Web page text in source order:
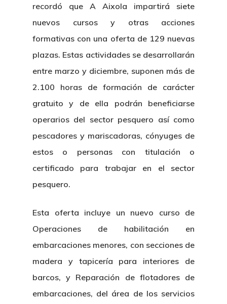
recordó que A Aixola impartirá siete
nuevos cursos y otras acciones
formativas con una oferta de 129 nuevas
plazas. Estas actividades se desarrollarán
entre marzo y diciembre, suponen más de
2.100 horas de formación de carácter
gratuito y de ella podrán beneficiarse
operarios del sector pesquero así como
pescadores y mariscadoras, cónyuges de
estos o personas con titulación o
certificado para trabajar en el sector
pesquero.
Esta oferta incluye un nuevo curso de
Operaciones de habilitación en
embarcaciones menores, con secciones de
madera y tapicería para interiores de
barcos, y Reparación de flotadores de
embarcaciones, del área de los servicios